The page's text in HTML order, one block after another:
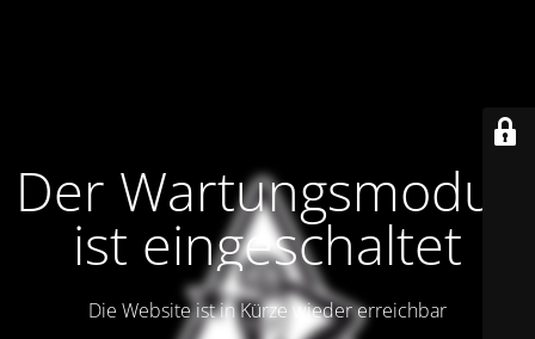
Der Wartungsmodus
ist eingeschaltet
Die Website ist in Kürze wieder erreichbar